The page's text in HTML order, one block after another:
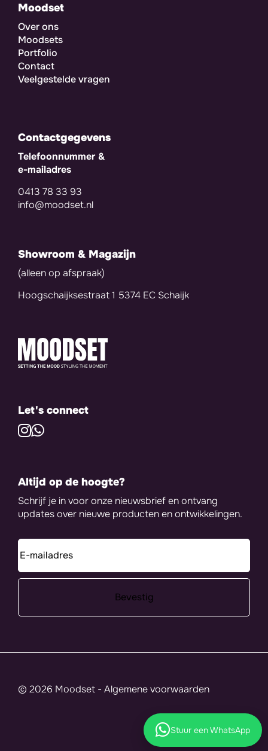
Moodset
Over ons
Moodsets
Portfolio
Contact
Veelgestelde vragen
Contactgegevens
Telefoonnummer &
e-mailadres
0413 78 33 93
info@moodset.nl
Showroom & Magazijn
(alleen op afspraak)
Hoogschaijksestraat 1 5374 EC Schaijk
Let's connect
Altijd op de hoogte?
Schrijf je in voor onze nieuwsbrief en ontvang
updates over nieuwe producten en ontwikkelingen.
© 2026 Moodset - Algemene voorwaarden
Stuur een WhatsApp